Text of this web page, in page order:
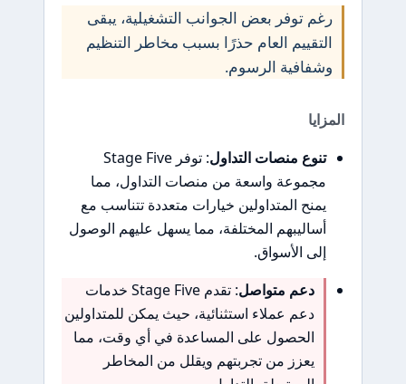
رغم توفر بعض الجوانب التشغيلية، يبقى
التقييم العام حذرًا بسبب مخاطر التنظيم
وشفافية الرسوم.
المزايا
تنوع منصات التداول
: توفر Stage Five
مجموعة واسعة من منصات التداول، مما
يمنح المتداولين خيارات متعددة تتناسب مع
أساليبهم المختلفة، مما يسهل عليهم الوصول
إلى الأسواق.
دعم متواصل
: تقدم Stage Five خدمات
دعم عملاء استثنائية، حيث يمكن للمتداولين
الحصول على المساعدة في أي وقت، مما
يعزز من تجربتهم ويقلل من المخاطر